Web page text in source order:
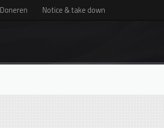
Doneren Notice & take down